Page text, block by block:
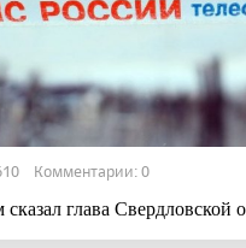
Комментарии: 0
глава Свердловской